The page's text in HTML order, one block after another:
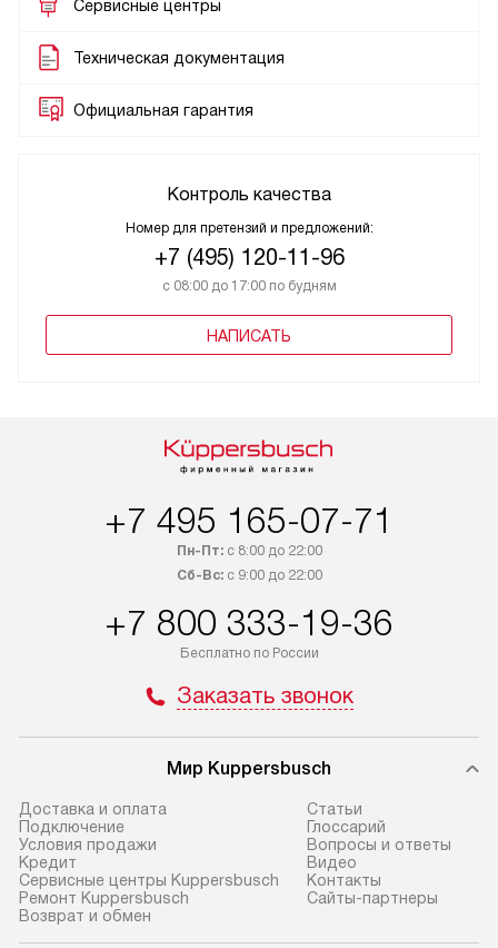
Сервисные центры
Техническая документация
Официальная гарантия
Контроль качества
Номер для претензий и предложений:
+7 (495) 120-11-96
с 08:00 до 17:00 по будням
НАПИСАТЬ
+7 495 165-07-71
Пн-Пт:с 8:00 до 22:00
Сб-Вс:с 9:00 до 22:00
+7 800 333-19-36
Бесплатно по России
Заказать звонок
Мир Kuppersbusch
Доставка и оплата
Подключение
Условия продажи
Кредит
Сервисные центры Kuppersbusch
Ремонт Kuppersbusch
Возврат и обмен
Cтатьи
Глоссарий
Вопросы и ответы
Видео
Контакты
Сайты-партнеры